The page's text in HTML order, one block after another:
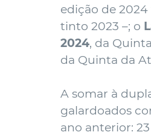
edição de
tinto 2023 –; o
2024, da
da Quinta da
A somar à
galardoados
ano anterior: